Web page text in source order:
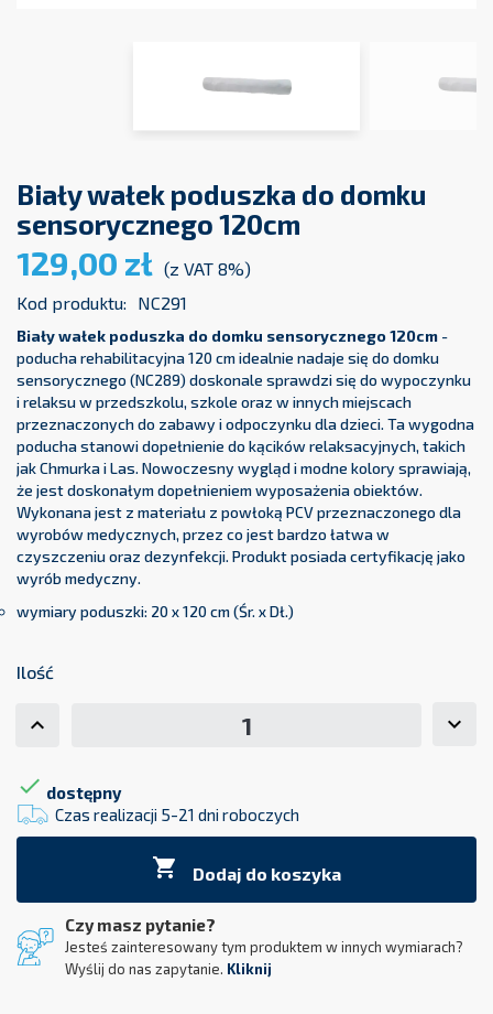
Biały wałek poduszka do domku
sensorycznego 120cm
129,00 zł (z VAT 8%)
Kod produktu:
NC291
Biały wałek poduszka do domku sensorycznego 120cm -
poducha rehabilitacyjna 120 cm idealnie nadaje się do domku
sensorycznego (NC289) doskonale sprawdzi się do wypoczynku
i relaksu w przedszkolu, szkole oraz w innych miejscach
przeznaczonych do zabawy i odpoczynku dla dzieci. Ta wygodna
poducha stanowi dopełnienie do kącików relaksacyjnych, takich
jak Chmurka i Las. Nowoczesny wygląd i modne kolory sprawiają,
że jest doskonałym dopełnieniem wyposażenia obiektów.
Wykonana jest z materiału z powłoką PCV przeznaczonego dla
wyrobów medycznych, przez co jest bardzo łatwa w
czyszczeniu oraz dezynfekcji. Produkt posiada certyfikację jako
wyrób medyczny.
wymiary poduszki: 20 x 120 cm (Śr. x Dł.)
Ilość
 dostępny
Czas realizacji 5-21 dni roboczych
 Dodaj do koszyka
Czy masz pytanie?
Jesteś zainteresowany tym produktem w innych wymiarach?
Wyślij do nas zapytanie. Kliknij